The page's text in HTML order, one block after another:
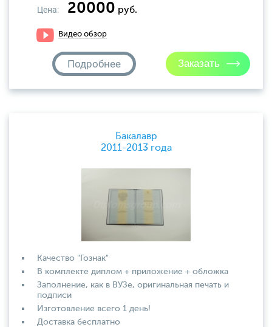
Цена: 20000 руб.
Видео обзор
Подробнее
Бакалавр
2011-2013 года
Качество "Гознак"
В комплекте диплом + приложение + обложка
Заполнение, как в ВУЗе, оригинальная печать и
подписи
Изготовление всего 1 день!
Доставка бесплатно